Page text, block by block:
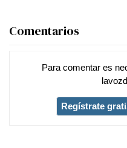
Comentarios
Para comentar es
Regístrate